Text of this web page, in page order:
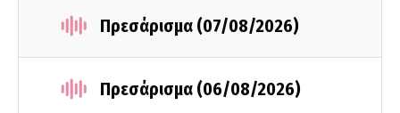
Πρεσάρισμα (07/08/2026)
Πρεσάρισμα (06/08/2026)